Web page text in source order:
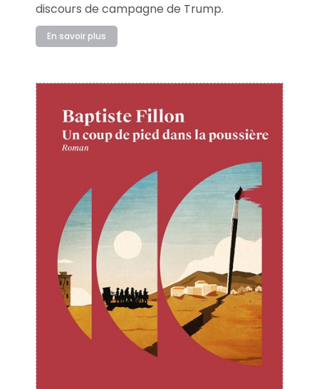
discours de campagne de Trump.
En savoir plus